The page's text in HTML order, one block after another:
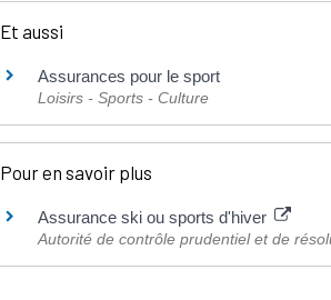
Et aussi
Assurances pour le sport
Loisirs - Sports - Culture
Pour en savoir plus
Assurance ski ou sports d'hiver
Autorité de contrôle prudentiel et de